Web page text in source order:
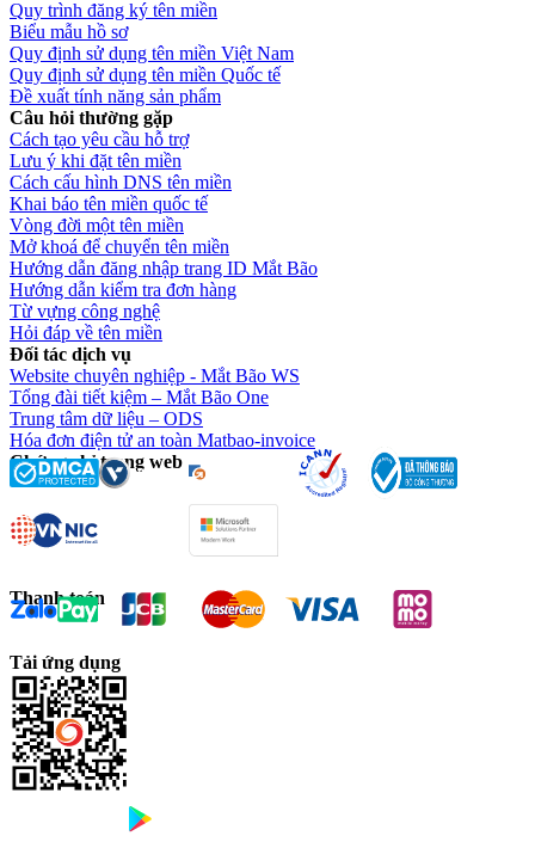
Quy trình đăng ký tên miền
Biểu mẫu hồ sơ
Quy định sử dụng tên miền Việt Nam
Quy định sử dụng tên miền Quốc tế
Đề xuất tính năng sản phẩm
Câu hỏi thường gặp
Cách tạo yêu cầu hỗ trợ
Lưu ý khi đặt tên miền
Cách cấu hình DNS tên miền
Khai báo tên miền quốc tế
Vòng đời một tên miền
Mở khoá để chuyển tên miền
Hướng dẫn đăng nhập trang ID Mắt Bão
Hướng dẫn kiểm tra đơn hàng
Từ vựng công nghệ
Hỏi đáp về tên miền
Đối tác dịch vụ
Website chuyên nghiệp - Mắt Bão WS
Tổng đài tiết kiệm – Mắt Bão One
Trung tâm dữ liệu – ODS
Hóa đơn điện tử an toàn Matbao-invoice
Chứng chỉ trang web
Thanh toán
Tải ứng dụng